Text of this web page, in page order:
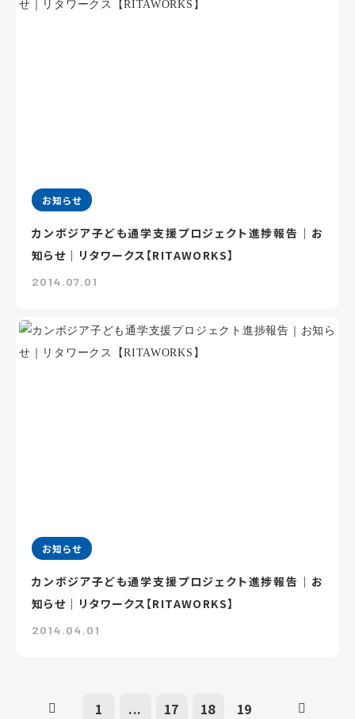
お知らせ
カンボジア子ども通学支援プロジェクト進捗報告｜お
知らせ｜リタワークス【RITAWORKS】
2014.07.01
お知らせ
カンボジア子ども通学支援プロジェクト進捗報告｜お
知らせ｜リタワークス【RITAWORKS】
2014.04.01
1 ... 17 18 19